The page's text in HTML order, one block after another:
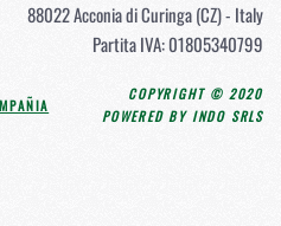
88022 Acconia di Curinga (CZ) - Italy
Partita IVA: 01805340799
COPYRIGHT © 2020
POWERED BY INDO SRLS